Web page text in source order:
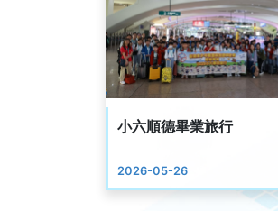
小六順德畢業旅行
2026-05-26